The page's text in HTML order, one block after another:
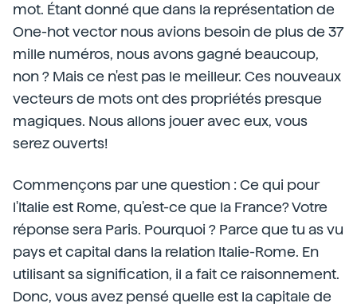
mot. Étant donné que dans la représentation de
One-hot vector nous avions besoin de plus de 37
mille numéros, nous avons gagné beaucoup,
non ? Mais ce n'est pas le meilleur. Ces nouveaux
vecteurs de mots ont des propriétés presque
magiques. Nous allons jouer avec eux, vous
serez ouverts!
Commençons par une question : Ce qui pour
l'Italie est Rome, qu'est-ce que la France? Votre
réponse sera Paris. Pourquoi ? Parce que tu as vu
pays et capital dans la relation Italie-Rome. En
utilisant sa signification, il a fait ce raisonnement.
Donc, vous avez pensé quelle est la capitale de